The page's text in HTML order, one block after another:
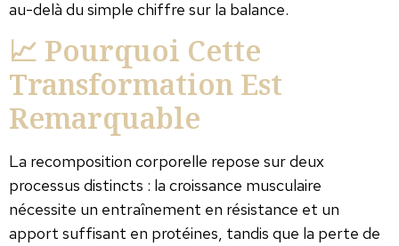
au-delà du simple chiffre sur la balance.
📈 Pourquoi Cette
Transformation Est
Remarquable
La recomposition corporelle repose sur deux
processus distincts : la croissance musculaire
nécessite un entraînement en résistance et un
apport suffisant en protéines, tandis que la perte de